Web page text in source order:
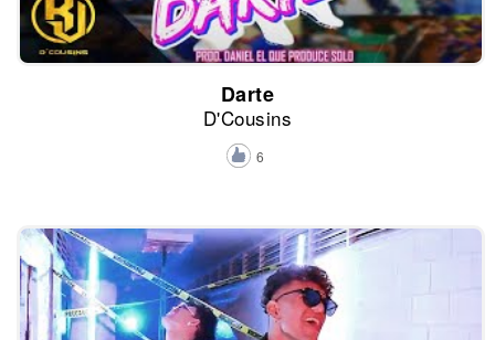
Darte
D'Cousins
6